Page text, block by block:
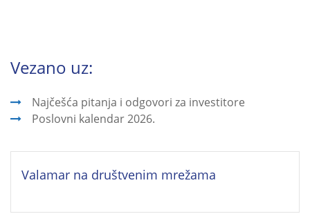
Vezano uz:
Najčešća pitanja i odgovori za investitore
Poslovni kalendar 2026.
Valamar na društvenim mrežama